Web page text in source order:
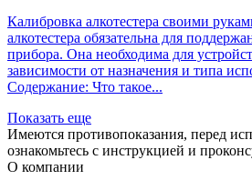
Калибровка алкотестера своими
алкотестера обязательна для
прибора. Она необходима для
зависимости от назначения и типа
Содержание: Что такое...
Показать еще
Имеются противопоказания, перед
ознакомьтесь с инструкцией и
О компании